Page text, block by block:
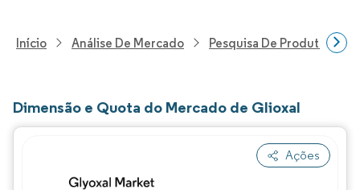
Início Análise De Mercado Pesquisa De Produtos
Dimensão e Quota do Mercado de Glioxal
Ações